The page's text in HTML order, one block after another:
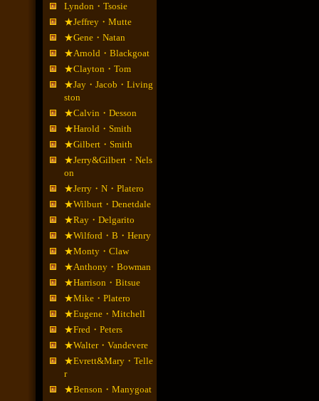
Lyndon・Tsosie
★Jeffrey・Mutte
★Gene・Natan
★Arnold・Blackgoat
★Clayton・Tom
★Jay・Jacob・Living
ston
★Calvin・Desson
★Harold・Smith
★Gilbert・Smith
★Jerry&Gilbert・Nels
on
★Jerry・N・Platero
★Wilburt・Denetdale
★Ray・Delgarito
★Wilford・B・Henry
★Monty・Claw
★Anthony・Bowman
★Harrison・Bitsue
★Mike・Platero
★Eugene・Mitchell
★Fred・Peters
★Walter・Vandevere
★Evrett&Mary・Telle
r
★Benson・Manygoat